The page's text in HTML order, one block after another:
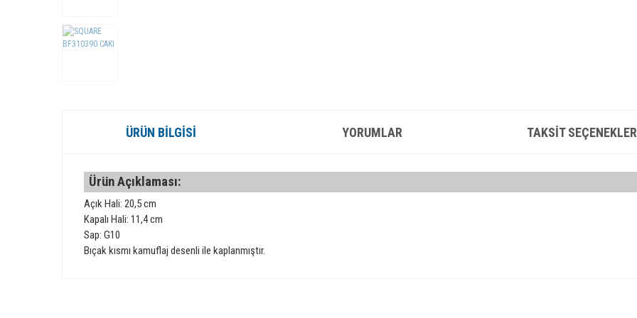
ÜRÜN BILGISI YORUMLAR TAKSIT
Ürün Açıklaması:
Açık Hali: 20,5 cm
Kapalı Hali: 11,4 cm
Sap: G10
Bıçak kısmı kamuflaj desenli ile kaplanmıştır.